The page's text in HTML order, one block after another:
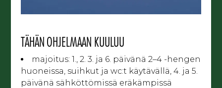
TÄHÄN OHJELMAAN KUULUU
majoitus: 1., 2. 3. ja 6. päivänä 2–4 -hengen
huoneissa, suihkut ja wc:t käytävällä, 4. ja 5.
päivänä sähköttömissä eräkämpissä